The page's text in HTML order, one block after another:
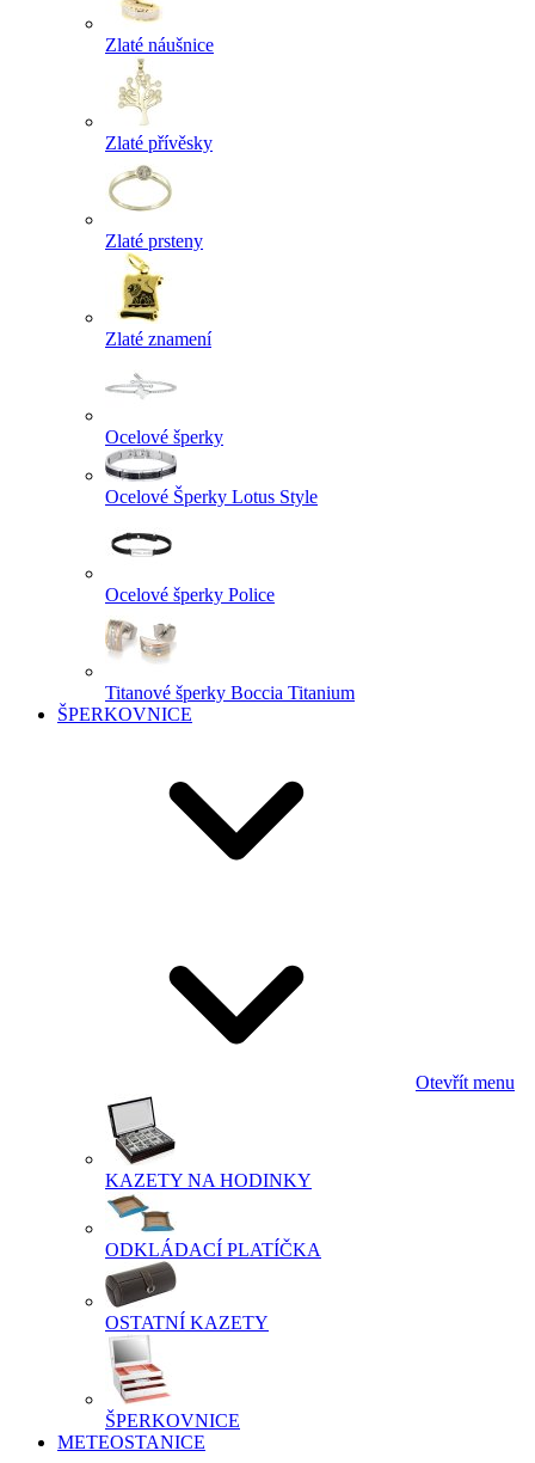
Zlaté náušnice
Zlaté přívěsky
Zlaté prsteny
Zlaté znamení
Ocelové šperky
Ocelové Šperky Lotus Style
Ocelové šperky Police
Titanové šperky Boccia Titanium
ŠPERKOVNICE
Otevřít menu
KAZETY NA HODINKY
ODKLÁDACÍ PLATÍČKA
OSTATNÍ KAZETY
ŠPERKOVNICE
METEOSTANICE